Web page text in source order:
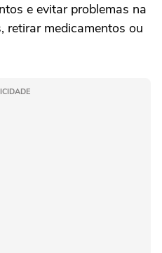
e evitar problemas na
retirar medicamentos ou